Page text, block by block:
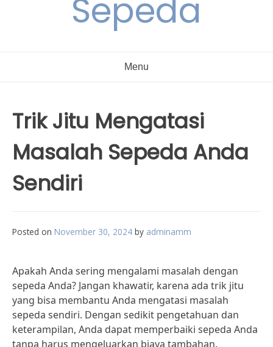
Sepeda
Menu
Trik Jitu Mengatasi
Masalah Sepeda Anda
Sendiri
Posted on November 30, 2024 by adminamm
Apakah Anda sering mengalami masalah dengan
sepeda Anda? Jangan khawatir, karena ada trik jitu
yang bisa membantu Anda mengatasi masalah
sepeda sendiri. Dengan sedikit pengetahuan dan
keterampilan, Anda dapat memperbaiki sepeda Anda
tanpa harus mengeluarkan biaya tambahan.